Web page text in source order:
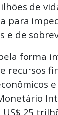
de
para
e de
forma
recursos
25